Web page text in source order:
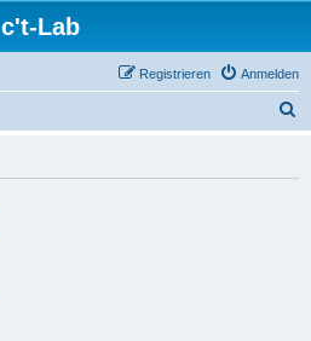
c't-Lab
Anmelden
Registrieren